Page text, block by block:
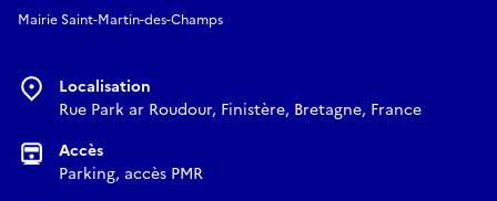
Mairie Saint-Martin-des-Champs
Localisation
Rue Park ar Roudour, Finistère, Bretagne, France
Accès
Parking, accès PMR